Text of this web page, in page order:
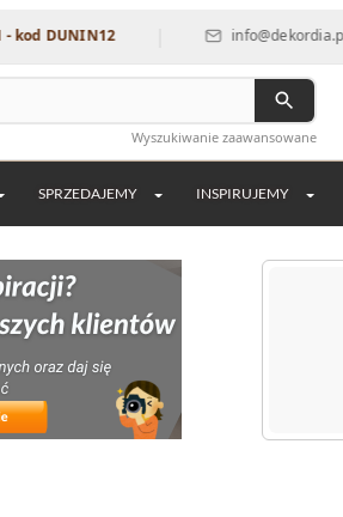
| info@dekordia.pl |
Wyszukiwanie zaawansowane
SPRZEDAJEMY INSPIRUJEMY